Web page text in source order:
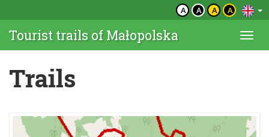
A A A A
Tourist trails of Małopolska
Trails